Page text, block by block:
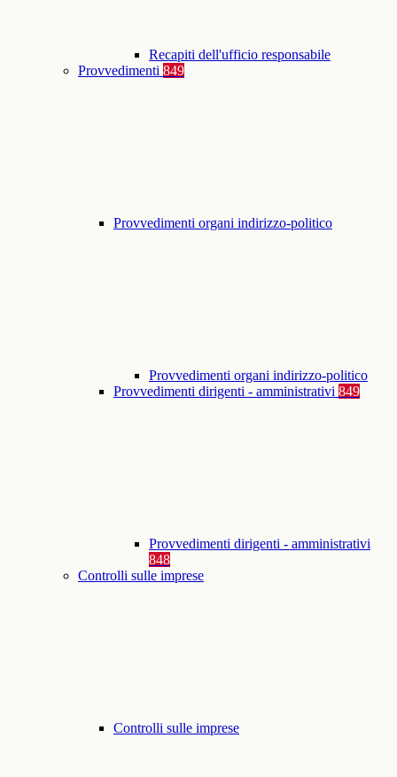
Recapiti dell'ufficio responsabile
Provvedimenti 849
Provvedimenti organi indirizzo-politico
Provvedimenti organi indirizzo-politico
Provvedimenti dirigenti - amministrativi 849
Provvedimenti dirigenti - amministrativi
848
Controlli sulle imprese
Controlli sulle imprese